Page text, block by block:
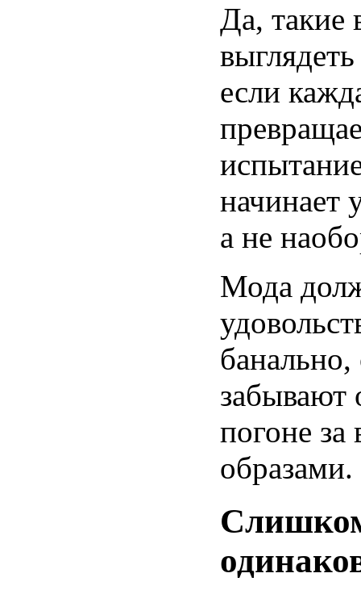
Да, такие
если
начинает
а не
Мода
забывают
погоне
образами.